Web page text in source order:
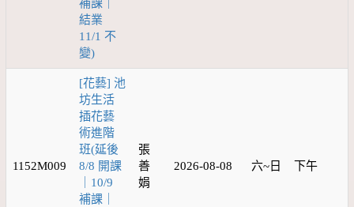
補課｜
結業
11/1 不
變)
1152M009
[花藝] 池
坊生活
插花藝
術進階
班(延後
8/8 開課
｜10/9
補課｜
張
善
娟
2026-08-08 六~日 下午